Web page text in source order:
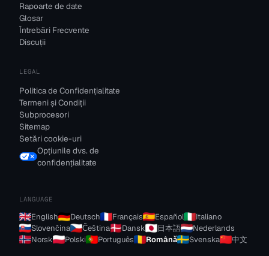
Rapoarte de date
Glosar
Întrebări Frecvente
Discuții
LEGAL
Politica de Confidențialitate
Termeni și Condiții
Subprocesori
Sitemap
Setări cookie-uri
Opțiunile dvs. de
confidențialitate
LANGUAGE
English Deutsch Français Español
Italiano
Slovenčina
Čeština Dansk 日本語
Nederlands
Norsk
Polski Português Română Svenska 中文